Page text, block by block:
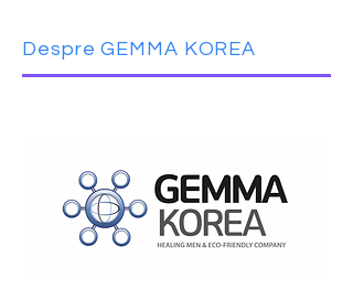
Despre GEMMA KOREA